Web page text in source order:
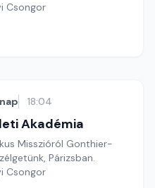
Csongor
18:04
Akadémia
Misszióról Gonthier-
Párizsban.
Csongor